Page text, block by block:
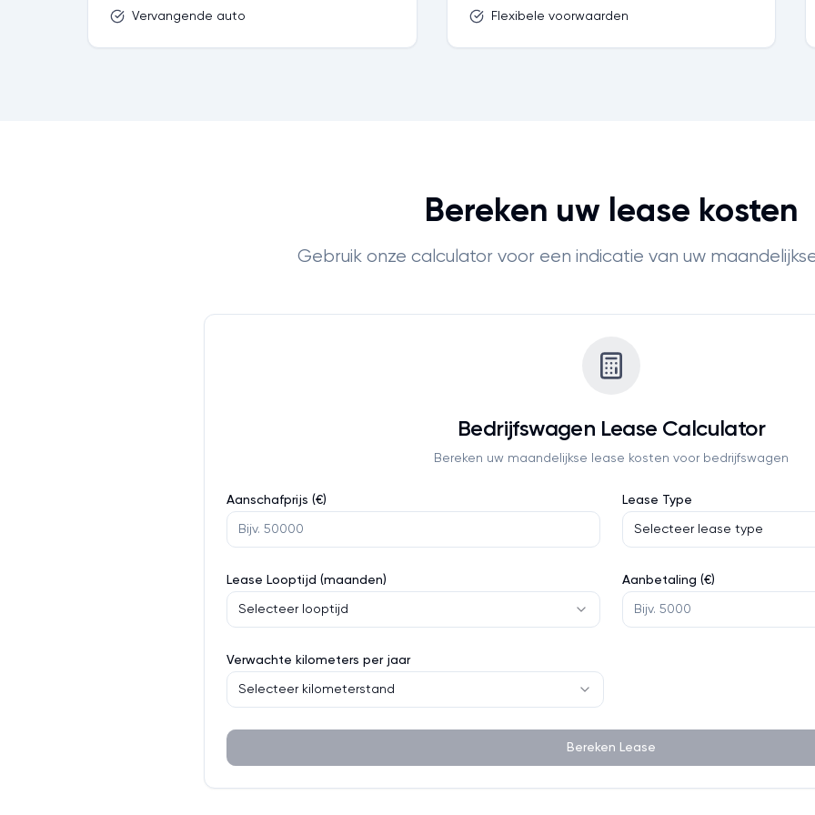
Vervangende auto Flexibele voorwaarden
Bereken uw lease kosten
Gebruik onze calculator voor een indicatie van uw
Bedrijfswagen Lease Calculator
Bereken uw maandelijkse lease kosten voor bedrijfswagen
Aanschafprijs (€) Lease Type
Selecteer lease type
Lease Looptijd (maanden)
Selecteer looptijd
Aanbetaling (€)
Verwachte kilometers per jaar
Selecteer kilometerstand
Bereken Lease